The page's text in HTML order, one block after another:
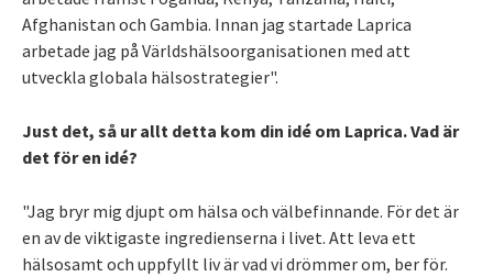
Afghanistan och Gambia. Innan jag startade Laprica
arbetade jag på Världshälsoorganisationen med att
utveckla globala hälsostrategier".
Just det, så ur allt detta kom din idé om Laprica. Vad är
det för en idé?
"Jag bryr mig djupt om hälsa och välbefinnande. För det är
en av de viktigaste ingredienserna i livet. Att leva ett
hälsosamt och uppfyllt liv är vad vi drömmer om, ber för.